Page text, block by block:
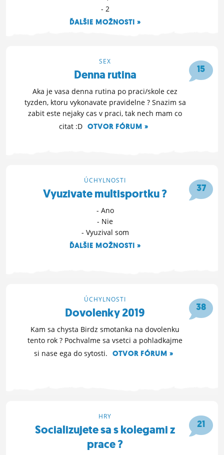
- 2
ĎALŠIE MOŽNOSTI »
15
SEX
Denna rutina
Aka je vasa denna rutina po praci/skole cez
tyzden, ktoru vykonavate pravidelne ? Snazim sa
zabit este nejaky cas v praci, tak nech mam co
citat :D OTVOR FÓRUM »
37
ÚCHYLNOSTI
Vyuzivate multisportku ?
- Ano
- Nie
- Vyuzival som
ĎALŠIE MOŽNOSTI »
38
ÚCHYLNOSTI
Dovolenky 2019
Kam sa chysta Birdz smotanka na dovolenku
tento rok ? Pochvalme sa vsetci a pohladkajme
si nase ega do sytosti.
OTVOR FÓRUM »
21
HRY
Socializujete sa s kolegami z
prace ?